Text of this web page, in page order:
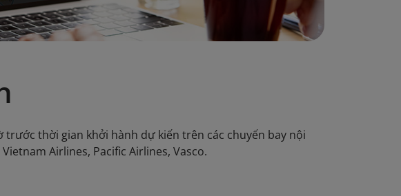
thời gian khởi hành dự kiến trên các chuyến bay nội
Airlines, Pacific Airlines, Vasco.